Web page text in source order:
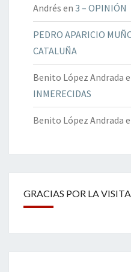
Andrés en 3 – OPINIÓN
PEDRO APARICIO
CATALUÑA
Benito López Andrada
INMERECIDAS
Benito López Andrada
GRACIAS POR LA VISITA